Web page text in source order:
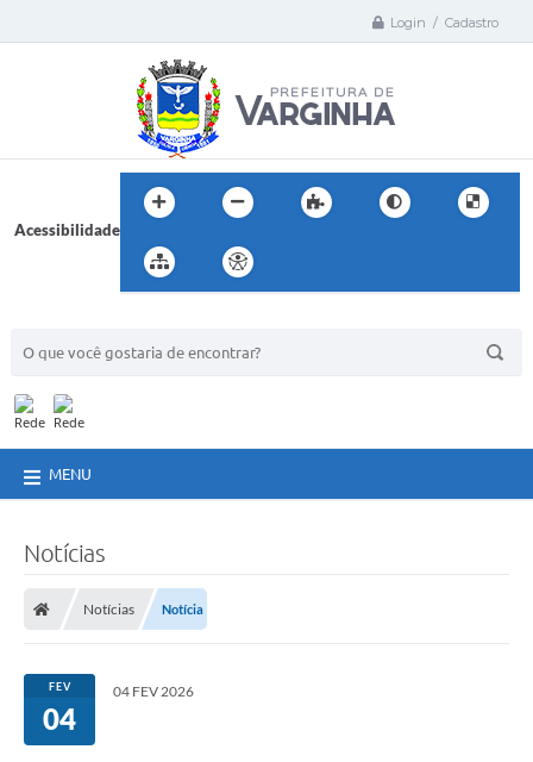
Login / Cadastro
Acessibilidade
MENU
Notícias
Notícias Notícia
FEV
04
04 FEV 2026